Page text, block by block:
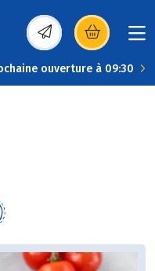
(s’ouvre dans une
ouverture à 09:30